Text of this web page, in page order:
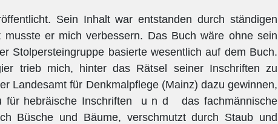
Sein Inhalt war entstanden durch ständigen
er mich verbessern. Das Buch wäre ohne sein
Stolpersteingruppe basierte wesentlich auf dem Buch.
trieb mich, hinter das Rätsel seiner Inschriften zu
Landesamt für Denkmalpflege (Mainz) dazu gewinnen,
für hebräische Inschriften u n d das fachmännische
Büsche und Bäume, verschmutzt durch Staub und